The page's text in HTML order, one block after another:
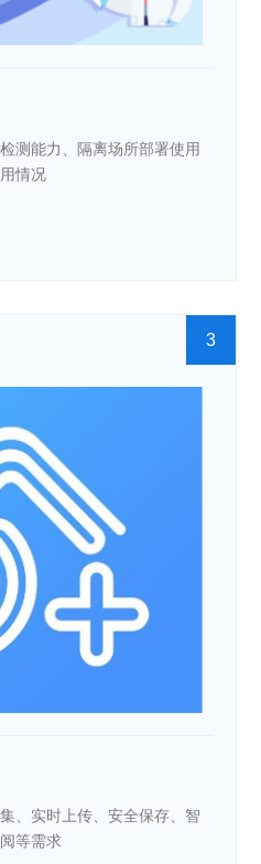
测能力、隔离场所部署使用
情况
3
、实时上传、安全保存、智
等需求